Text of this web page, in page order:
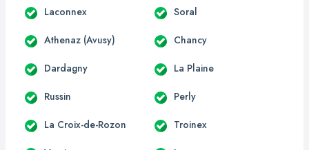
Laconnex Soral
Athenaz (Avusy) Chancy
Dardagny La Plaine
Russin Perly
La Croix-de-Rozon Troinex